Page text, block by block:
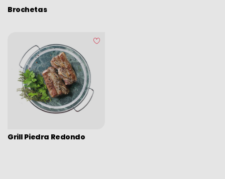
Brochetas
Grill Piedra Redondo